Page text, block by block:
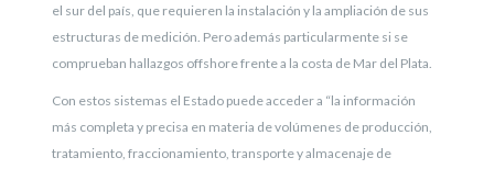
el sur del país, que requieren la instalación y la ampliación de sus
estructuras de medición. Pero además particularmente si se
comprueban hallazgos offshore frente a la costa de Mar del Plata.
Con estos sistemas el Estado puede acceder a “la información
más completa y precisa en materia de volúmenes de producción,
tratamiento, fraccionamiento, transporte y almacenaje de